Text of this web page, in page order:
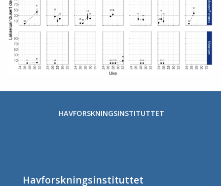
HAVFORSKNINGSINSTITUTTET
Havforskningsinstituttet